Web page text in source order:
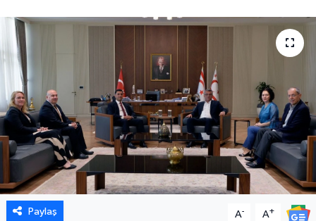
Paylaş A- A+